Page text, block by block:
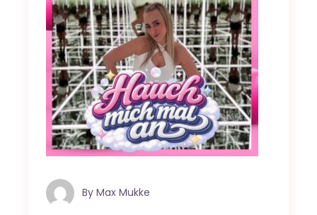
By Max Mukke